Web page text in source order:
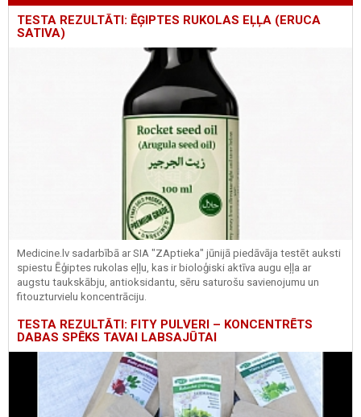
TESTA REZULTĀTI: ĒĢIPTES RUKOLAS EĻĻA (ERUCA
SATIVA)
Medicine.lv sadarbībā ar SIA "ZAptieka" jūnijā piedāvāja testēt auksti
spiestu Ēģiptes rukolas eļļu, kas ir bioloģiski aktīva augu eļļa ar
augstu taukskābju, antioksidantu, sēru saturošu savienojumu un
fitouzturvielu koncentrāciju.
TESTA REZULTĀTI: FITY PULVERI – KONCENTRĒTS
DABAS SPĒKS TAVAI LABSAJŪTAI